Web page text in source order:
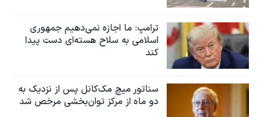
ترامپ: ما اجازه نمی‌دهیم جمهوری
اسلامی به سلاح هسته‌ای دست پیدا
کند
سناتور میچ مک‌کانل پس از نزدیک به
دو ماه از مرکز توان‌بخشی مرخص شد